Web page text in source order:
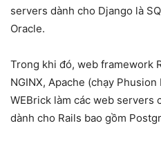
servers dành cho Django là
Oracle.
Trong khi đó, web framework
NGINX, Apache (chạy
WEBrick làm các web servers
dành cho Rails bao gồm